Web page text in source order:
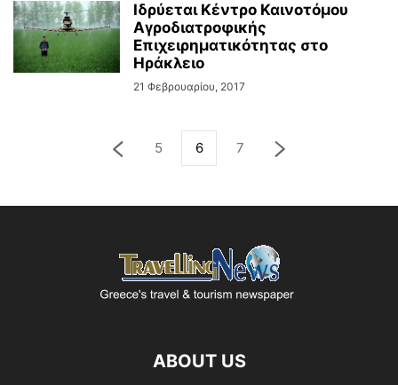
Ιδρύεται Κέντρο Καινοτόμου
Αγροδιατροφικής
Επιχειρηματικότητας στο
Ηράκλειο
21 Φεβρουαρίου, 2017
5 6 7
ABOUT US